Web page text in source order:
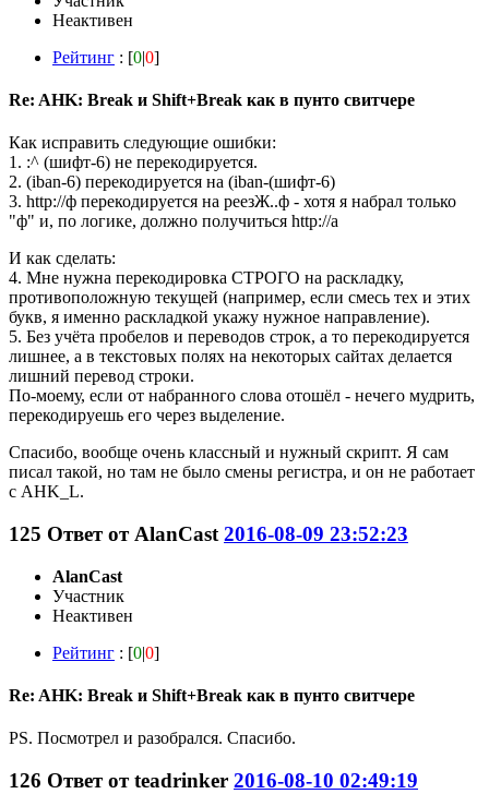
Неактивен
Рейтинг : [0|0]
Re: AHK: Break и Shift+Break как в пунто свитчере
Как исправить следующие ошибки:
1. :^ (шифт-6) не перекодируется.
2. (iban-6) перекодируется на (iban-(шифт-6)
3. http://ф перекодируется на реезЖ..ф - хотя я набрал только
"ф" и, по логике, должно получиться http://a
И как сделать:
4. Мне нужна перекодировка СТРОГО на раскладку,
противоположную текущей (например, если смесь тех и этих
букв, я именно раскладкой укажу нужное направление).
5. Без учёта пробелов и переводов строк, а то перекодируется
лишнее, а в текстовых полях на некоторых сайтах делается
лишний перевод строки.
По-моему, если от набранного слова отошёл - нечего мудрить,
перекодируешь его через выделение.
Спасибо, вообще очень классный и нужный скрипт. Я сам
писал такой, но там не было смены регистра, и он не работает
с AHK_L.
125 Ответ от AlanCast 2016-08-09 23:52:23
AlanCast
Участник
Неактивен
Рейтинг : [0|0]
Re: AHK: Break и Shift+Break как в пунто свитчере
PS. Посмотрел и разобрался. Спасибо.
126 Ответ отteadrinker 2016-08-10 02:49:19